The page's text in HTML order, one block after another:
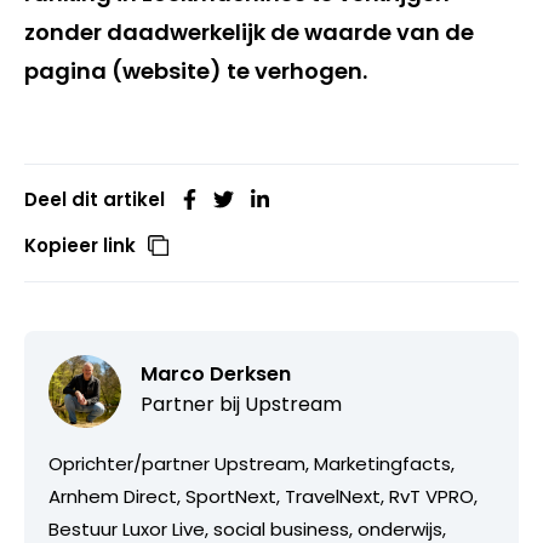
zonder daadwerkelijk de waarde van de
pagina (website) te verhogen.
Deel dit artikel
Kopieer link
Marco Derksen
Partner bij Upstream
Oprichter/partner Upstream, Marketingfacts,
Arnhem Direct, SportNext, TravelNext, RvT VPRO,
Bestuur Luxor Live, social business, onderwijs,